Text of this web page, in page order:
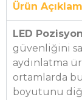
Ürün
LED
güvenliğini
aydınlatma
ortamlarda
boyutunu